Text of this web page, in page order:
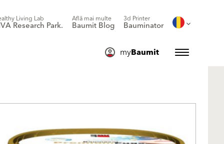
Living Lab
Research Park.
Află mai multe
Baumit Blog
3d Printer
Bauminator
myBaumit